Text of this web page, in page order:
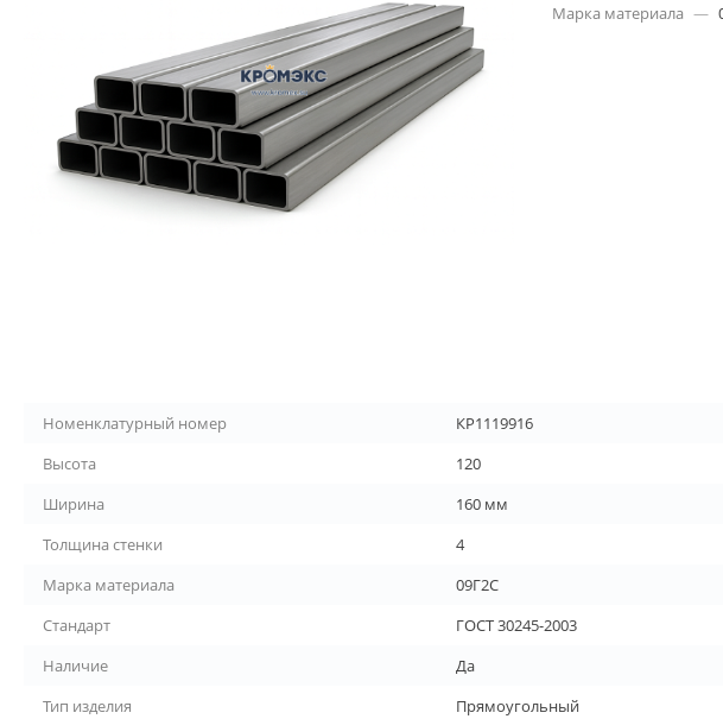
Марка материала —
Номенклатурный номер
КР1119916
Высота
120
Ширина
160 мм
Толщина стенки
4
Марка материала
09Г2С
Стандарт
ГОСТ 30245-2003
Наличие
Да
Тип изделия
Прямоугольный